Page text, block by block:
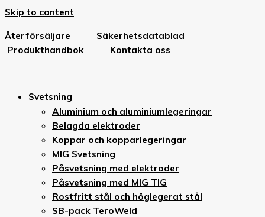
Skip to content
Återförsäljare
Säkerhetsdatablad
Produkthandbok
Kontakta oss
Svetsning
Aluminium och aluminiumlegeringar
Belagda elektroder
Koppar och kopparlegeringar
MIG Svetsning
Påsvetsning med elektroder
Påsvetsning med MIG TIG
Rostfritt stål och höglegerat stål
SB-pack TeroWeld